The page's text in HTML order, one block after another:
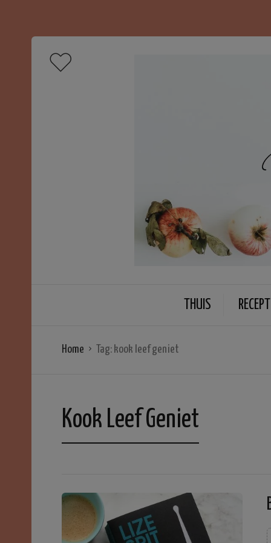
THUIS
Home Tag: kook leef geniet
Kook Leef Geniet